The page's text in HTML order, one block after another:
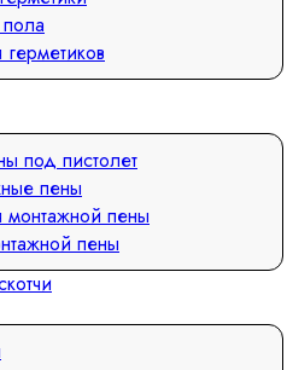
под пистолет
пены
монтажной пены
пены